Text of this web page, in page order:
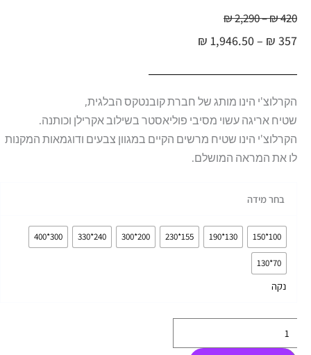
₪420
–
₪2,290 טווח
מחירים:
₪ 357
–
₪ 1,946.50
הקרלוצ'י הינו מותג של חברת קובנטקס הבלגית,
שטיח אריגה עשוי מסיבי פוליאסטר בשילוב אקרילן וכותנה.
הקרלוצ'י הינו שטיח מרשים הקיים במגוון צבעים ודוגמאות המקנות
לו את המראה המושלם.
בחר מידה
100*150
130*190
155*230
200*300
240*330
300*400
70*130
נקה
שטיח
קרלוצ'י
Brassa
אפור